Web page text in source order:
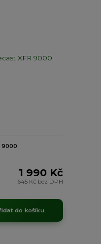
9000
1 990 Kč
1 645 Kč bez DPH
do košíku